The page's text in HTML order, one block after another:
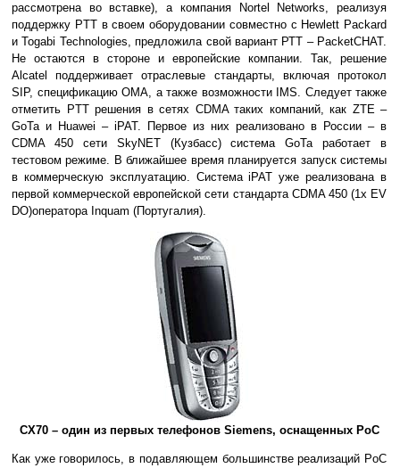
рассмотрена во вставке), а компания Nortel Networks, реализуя
поддержку PTT в своем оборудовании совместно с Hewlett Packard
и Togabi Technologies, предложила свой вариант РТТ – PacketCHAT.
Не остаются в стороне и европейские компании. Так, решение
Alcatel поддерживает отраслевые стандарты, включая протокол
SIP, спецификацию OMA, а также возможности IMS. Следует также
отметить PTT решения в сетях CDMA таких компаний, как ZTE –
GoTa и Huawei – iPAT. Первое из них реализовано в России – в
CDMA 450 сети SkyNET (Кузбасс) система GoTa работает в
тестовом режиме. В ближайшее время планируется запуск системы
в коммерческую эксплуатацию. Система iPAT уже реализована в
первой коммерческой европейской сети стандарта CDMA 450 (1x EV
DO)оператора Inquam (Португалия).
CX70 – один из первых телефонов Siemens, оснащенных PoC
Как уже говорилось, в подавляющем большинстве реализаций PoC